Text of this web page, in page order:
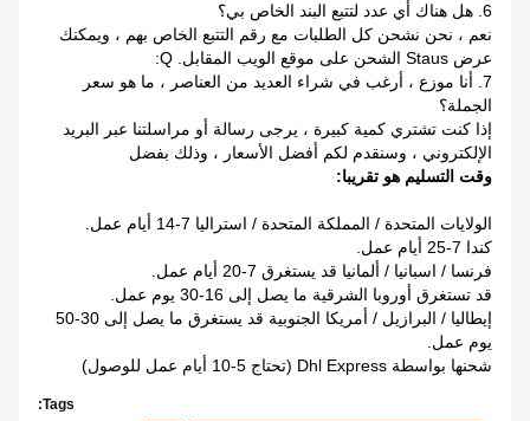
6. هل هناك أي عدد لتتبع البند الخاص بي؟
نعم ، نحن نشحن كل الطلبات مع رقم التتبع الخاص بهم ، ويمكنك
عرض Staus الشحن على موقع الويب المقابل.
Q:
7. أنا موزع ، أرغب في شراء العديد من العناصر ، ما هو سعر
الجملة؟
إذا كنت تشتري كمية كبيرة ، يرجى رسالة أو مراسلتنا عبر البريد
الإلكتروني ، وسنقدم لكم أفضل الأسعار ، وذلك بفضل
وقت التسليم هو تقريبا:
الولايات المتحدة / المملكة المتحدة / استراليا 7-14 أيام عمل.
كندا 7-25 أيام عمل.
فرنسا / اسبانيا / ألمانيا قد يستغرق 7-20 أيام عمل.
قد تستغرق أوروبا الشرقية ما يصل إلى 16-30 يوم عمل.
إيطاليا / البرازيل / أمريكا الجنوبية قد يستغرق ما يصل إلى 30-50
يوم عمل.
شحنها بواسطة Dhl Express (تحتاج 5-10 أيام عمل للوصول)
Tags: